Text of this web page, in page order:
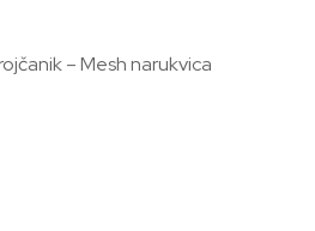
– Mesh narukvica